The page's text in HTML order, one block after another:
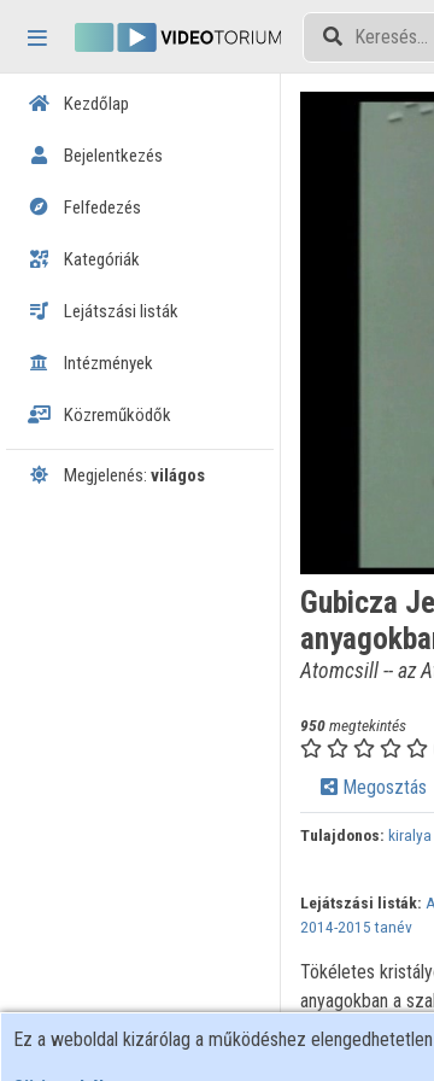
Tartalom kihagyása
Kezdőlap
Bejelentkezés
Felfedezés
Kategóriák
Lejátszási listák
Intézmények
Közreműködők
Megjelenés: világos
Gubicza
Atomcsill -- az
950megtekintés
Megosztás
Tulajdonos: kiralya
Lejátszási listák:
2014-2015 tanév
Tökéletes
anyagokban a
életben
Ez a weboldal kizárólag a működéshez